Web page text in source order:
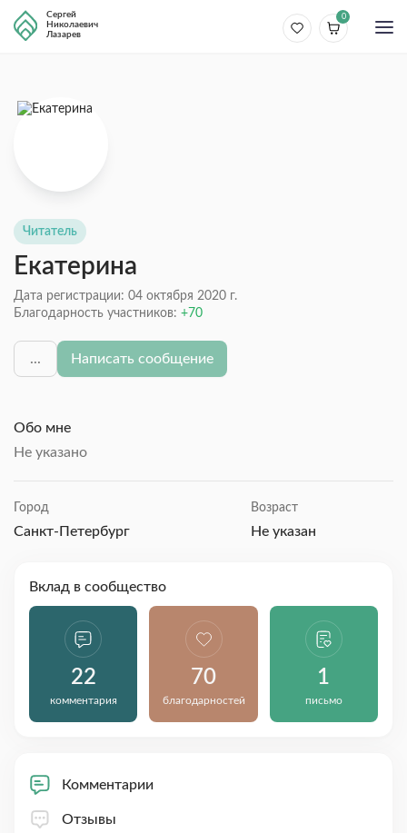
Сергей
Николаевич
Лазарев
0
Читатель
Екатерина
Дата регистрации: 04 октября 2020 г.
Благодарность участников:
70
... Написать сообщение
Обо мне
Не указано
Город
Санкт-Петербург
Возраст
Не указан
Вклад в сообщество
22
комментария
70
благодарностей
1
письмо
Комментарии
Отзывы